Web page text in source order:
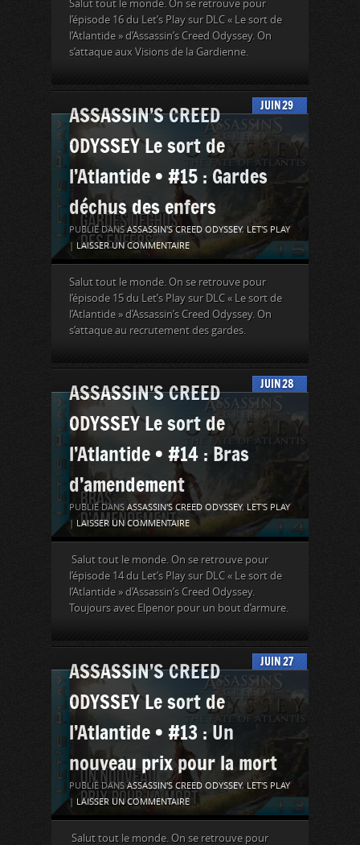
Salut tout le monde. On se retrouve pour
l’épisode 16 du Let’s Play sur DLC « Le sort de
l’Atlantide » d’Assassin’s Creed Odyssey. On
s’attaque aux Visions de la Gardienne.
29
JUIN
ASSASSIN’S CREED
ODYSSEY Le sort de
l’Atlantide • #15 : Gardes
déchus des enfers
PUBLIÉ DANSASSASSIN'S CREED ODYSSEY, LET'S PLAY
| LAISSER UN COMMENTAIRE
Salut tout le monde. On se retrouve pour
l’épisode 15 du Let’s Play sur DLC « Le sort de
l’Atlantide » d’Assassin’s Creed Odyssey. On
s’attaque au recrutement des gardes.
28
JUIN
ASSASSIN’S CREED
ODYSSEY Le sort de
l’Atlantide • #14 : Bras
d’amendement
PUBLIÉ DANS ASSASSIN'S CREED ODYSSEY, LET'S PLAY
LAISSER UN COMMENTAIRE
Salut tout le monde. On se retrouve pour
l’épisode 14 du Let’s Play sur DLC « Le sort de
l’Atlantide » d’Assassin’s Creed Odyssey.
Toujours avec Elpenor pour un bout d’armure.
27
JUIN
ASSASSIN’S CREED
ODYSSEY Le sort de
l’Atlantide • #13 : Un
nouveau prix pour la mort
PUBLIÉ DANS ASSASSIN'S CREED ODYSSEY, LET'S PLAY
| LAISSER UN COMMENTAIRE
Salut tout le monde. On se retrouve pour